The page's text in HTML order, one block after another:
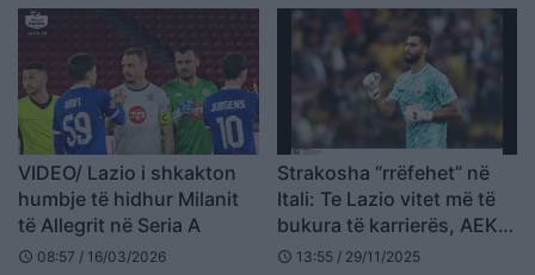
VIDEO/ Lazio i shkakton
humbje të hidhur Milanit
të Allegrit në Seria A
schedule 08:57 / 16/03/2026
Strakosha “rrëfehet” në
Itali: Te Lazio vitet më të
bukura të karrierës, AEK
shtëpia ime
schedule 13:55 / 29/11/2025